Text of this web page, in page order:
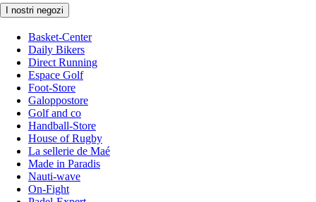
I nostri negozi
Basket-Center
Daily Bikers
Direct Running
Espace Golf
Foot-Store
Galoppostore
Golf and co
Handball-Store
House of Rugby
La sellerie de Maé
Made in Paradis
Nauti-wave
On-Fight